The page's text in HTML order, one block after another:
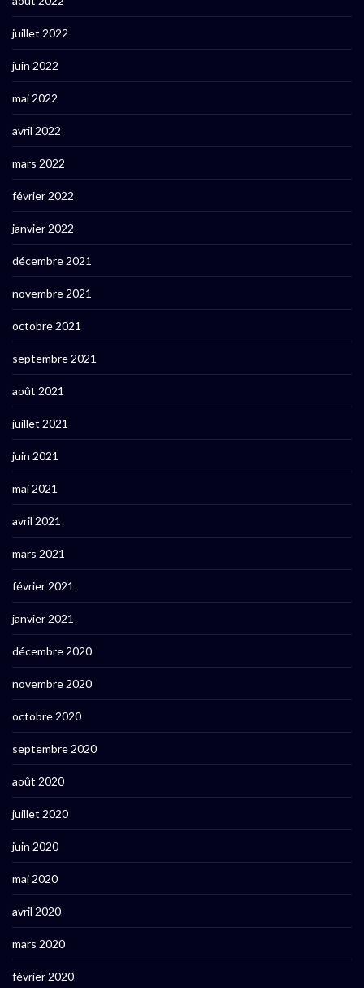
juillet 2022
juin 2022
mai 2022
avril 2022
mars 2022
février 2022
janvier 2022
décembre 2021
novembre 2021
octobre 2021
septembre 2021
août 2021
juillet 2021
juin 2021
mai 2021
avril 2021
mars 2021
février 2021
janvier 2021
décembre 2020
novembre 2020
octobre 2020
septembre 2020
août 2020
juillet 2020
juin 2020
mai 2020
avril 2020
mars 2020
février 2020